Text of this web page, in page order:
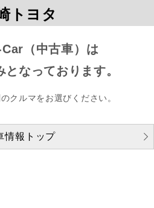
トヨタ
（中古車）は
なっております。
クルマをお選びください。
情報トップ